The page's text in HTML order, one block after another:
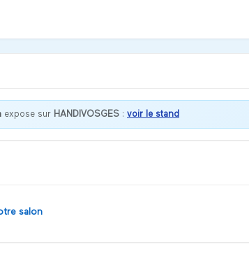
expose sur HANDIVOSGES : voir le stand
salon